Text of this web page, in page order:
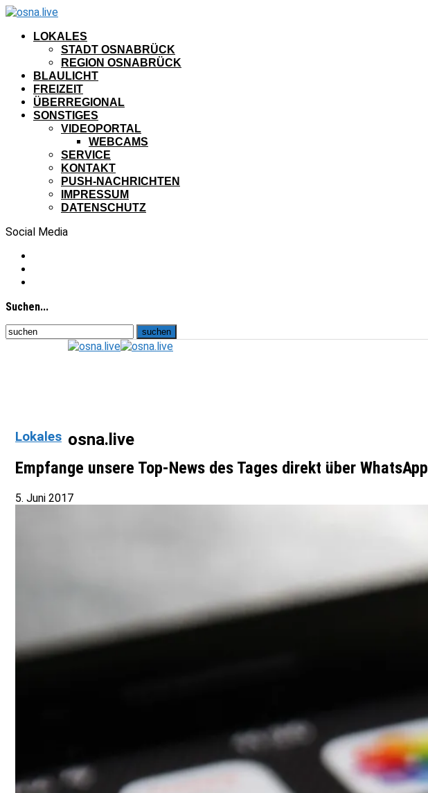
LOKALES
STADT OSNABRÜCK
REGION OSNABRÜCK
BLAULICHT
FREIZEIT
ÜBERREGIONAL
SONSTIGES
VIDEOPORTAL
WEBCAMS
SERVICE
KONTAKT
PUSH-NACHRICHTEN
IMPRESSUM
DATENSCHUTZ
Social Media
Suchen...
osna.live
Lokales
Empfange unsere Top-News des Tages direkt über WhatsApp
5. Juni 2017